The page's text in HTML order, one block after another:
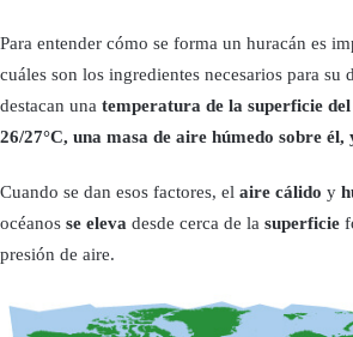
Para entender cómo se forma un huracán es
cuáles son los ingredientes necesarios para su
destacan una temperatura de la superficie
26/27°C, una masa de aire húmedo sobre él,
Cuando se dan esos factores, el aire cálido y
océanos se eleva desde cerca de la superficie
presión de aire.